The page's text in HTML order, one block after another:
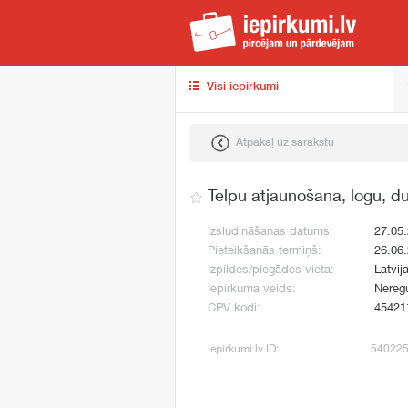
Visi iepirkumi
Atpakaļ uz sarakstu
Telpu atjaunošana, logu,
Izsludināšanas datums:
Pieteikšanās termiņš:
Izpildes/piegādes vieta:
Iepirkuma veids:
CPV kodi:
Iepirkumi.lv ID: